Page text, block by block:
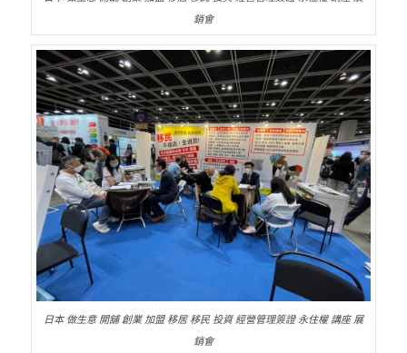
銷會
日本 做生意 開舖 創業 加盟 移居 移民 投資 經營管理簽證 永住權 講座 展
銷會